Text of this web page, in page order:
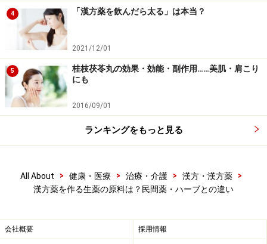
「しょうきょう」
甘草…マメ科のウラルカンゾウの根を使用。ソー
ス、醤油、味噌の原料としても活躍
竜骨…大型哺乳類の化石を使用。主にシカ、ウマ、
ウシ、ゾウ、サイなどの化石が用いられる
牡蛎…イタボガキ科のマガキの貝殻を使用。貝殻の
中身は海鮮で有名なカキ
マガキの貝殻である牡蛎には精神状態を安定させるはたらき
がある
……となります。生薬の多くは植物由来ですが、動物の化
4 「漢方薬を飲んだら太る」は本当？
2021/12/01
5
桂枝茯苓丸の効果・効能・副作用……美肌・肩こり
にも
2016/09/01
ランキングをもっと見る
All About > 健康・医療 > 治療・介護 > 漢方・漢方薬
>
漢方薬を作る生薬の原料は？民間薬・ハーブとの違い
会社概要 採用情報